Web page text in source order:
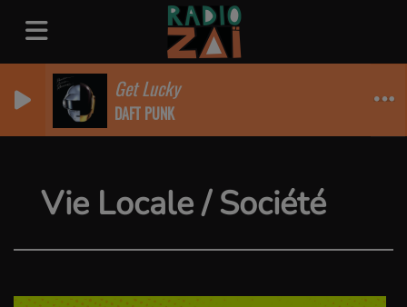
Get Lucky
DAFT PUNK
Vie Locale / Société